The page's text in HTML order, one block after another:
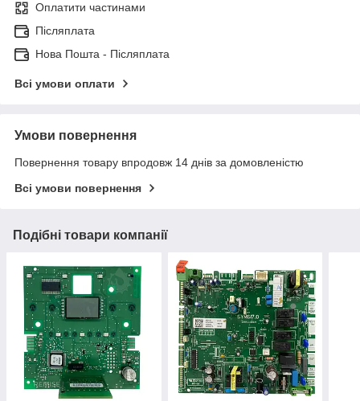
Оплатити частинами
Післяплата
Нова Пошта - Післяплата
Всі умови оплати
Умови повернення
Повернення товару впродовж 14 днів за домовленістю
Всі умови повернення
Подібні товари компанії